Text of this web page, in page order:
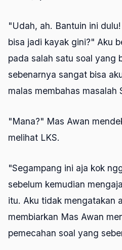
"Udah, ah. Bantuin ini
bisa jadi kayak gini?" Aku
pada salah satu soal yang
sebenarnya sangat bisa
malas membahas masalah
"Mana?" Mas Awan
melihat LKS.
"Segampang ini aja kok
sebelum kemudian
itu. Aku tidak mengatakan
membiarkan Mas Awan
pemecahan soal yang